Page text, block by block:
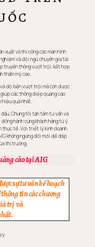
xuất và thi công các màn hình
và đội ngũ chuyên gia tài
truyền thông vượt trội, kết hợp
thẩm mỹ cao.
và độ bền vượt trội mà còn được
các thông điệp quảng cáo
quả nhất.
Chúng tôi tận tâm tư vấn và
hành cùng khách hàng từ ý
thực tế. Với triết lý kinh doanh
không ngừng đổi mới để đáp
thị trường.
cáo tại AIG
sự tư vấn kế hoạch
tin các chương
trị và